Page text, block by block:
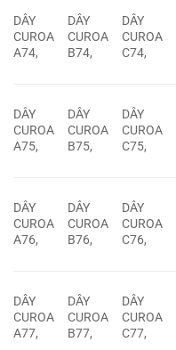
DÂY
CUROA
A74,
DÂY
CUROA
B74,
DÂY
CUROA
C74,
DÂY
CUROA
A75,
DÂY
CUROA
B75,
DÂY
CUROA
C75,
DÂY
CUROA
A76,
DÂY
CUROA
B76,
DÂY
CUROA
C76,
DÂY
CUROA
A77,
DÂY
CUROA
B77,
DÂY
CUROA
C77,